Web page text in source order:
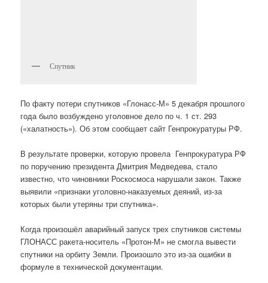
Спутник
По факту потери спутников «Глонасс-М» 5 декабря прошлого
года было возбуждено уголовное дело по ч. 1 ст. 293
(«халатность»). Об этом сообщает сайт Генпрокуратуры РФ.
В результате проверки, которую провела Генпрокуратура РФ
по поручению президента Дмитрия Медведева, стало
известно, что чиновники Роскосмоса нарушали закон. Также
выявили «признаки уголовно-наказуемых деяний, из-за
которых были утеряны три спутника».
Когда произошёл аварийный запуск трех спутников системы
ГЛОНАСС ракета-носитель «Протон-М» не смогла вывести
спутники на орбиту Земли. Произошло это из-за ошибки в
формуле в технической документации.